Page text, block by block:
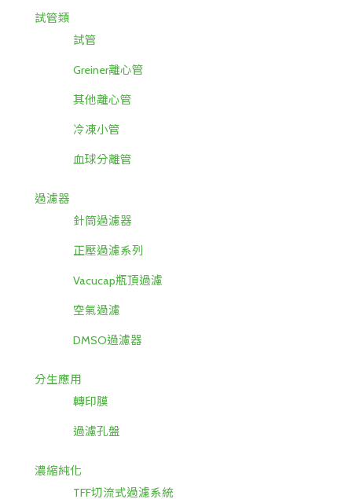
試管類
試管
Greiner離心管
其他離心管
冷凍小管
血球分離管
過濾器
針筒過濾器
正壓過濾系列
Vacucap瓶頂過濾
空氣過濾
DMSO過濾器
分生應用
轉印膜
過濾孔盤
濃縮純化
TFF切流式過濾系統